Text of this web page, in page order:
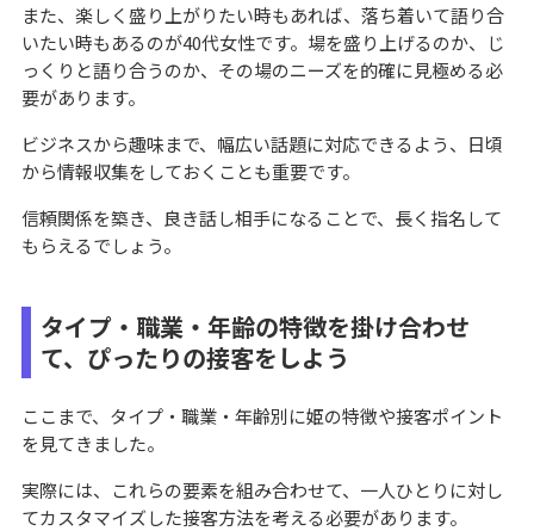
また、楽しく盛り上がりたい時もあれば、落ち着いて語り合
いたい時もあるのが40代女性です。場を盛り上げるのか、じ
っくりと語り合うのか、その場のニーズを的確に見極める必
要があります。
ビジネスから趣味まで、幅広い話題に対応できるよう、日頃
から情報収集をしておくことも重要です。
信頼関係を築き、良き話し相手になることで、長く指名して
もらえるでしょう。
タイプ・職業・年齢の特徴を掛け合わせ
て、ぴったりの接客をしよう
ここまで、タイプ・職業・年齢別に姫の特徴や接客ポイント
を見てきました。
実際には、これらの要素を組み合わせて、一人ひとりに対し
てカスタマイズした接客方法を考える必要があります。